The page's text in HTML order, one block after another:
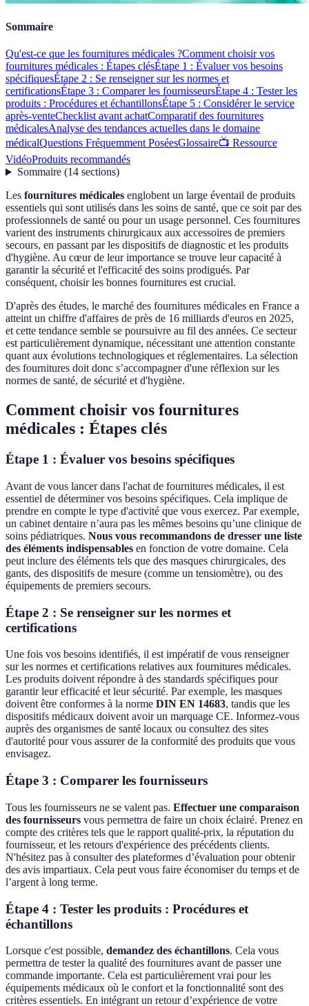
Sommaire
Qu'est-ce que les fournitures médicales ?Comment choisir vos
fournitures médicales : Étapes clésÉtape 1 : Évaluer vos besoins
spécifiquesÉtape 2 : Se renseigner sur les normes et
certificationsÉtape 3 : Comparer les fournisseursÉtape 4 : Tester les
produits : Procédures et échantillonsÉtape 5 : Considérer le service
après-venteChecklist avant achatComparatif des fournitures
médicalesAnalyse des tendances actuelles dans le domaine
médicalQuestions Fréquemment PoséesGlossaire📺 Ressource
VidéoProduits recommandés
Sommaire(14 sections)
Les fournitures médicales englobent un large éventail de produits
essentiels qui sont utilisés dans les soins de santé, que ce soit par des
professionnels de santé ou pour un usage personnel. Ces fournitures
varient des instruments chirurgicaux aux accessoires de premiers
secours, en passant par les dispositifs de diagnostic et les produits
d'hygiène. Au cœur de leur importance se trouve leur capacité à
garantir la sécurité et l'efficacité des soins prodigués. Par
conséquent, choisir les bonnes fournitures est crucial.
D'après des études, le marché des fournitures médicales en France a
atteint un chiffre d'affaires de près de 16 milliards d'euros en 2025,
et cette tendance semble se poursuivre au fil des années. Ce secteur
est particulièrement dynamique, nécessitant une attention constante
quant aux évolutions technologiques et réglementaires. La sélection
des fournitures doit donc s’accompagner d'une réflexion sur les
normes de santé, de sécurité et d'hygiène.
Comment choisir vos fournitures
médicales : Étapes clés
Étape 1 : Évaluer vos besoins spécifiques
Avant de vous lancer dans l'achat de fournitures médicales, il est
essentiel de déterminer vos besoins spécifiques. Cela implique de
prendre en compte le type d'activité que vous exercez. Par exemple,
un cabinet dentaire n’aura pas les mêmes besoins qu’une clinique de
soins pédiatriques. Nous vous recommandons de dresser une liste
des éléments indispensables en fonction de votre domaine. Cela
peut inclure des éléments tels que des masques chirurgicales, des
gants, des dispositifs de mesure (comme un tensiomètre), ou des
équipements de premiers secours.
Étape 2 : Se renseigner sur les normes et
certifications
Une fois vos besoins identifiés, il est impératif de vous renseigner
sur les normes et certifications relatives aux fournitures médicales.
Les produits doivent répondre à des standards spécifiques pour
garantir leur efficacité et leur sécurité. Par exemple, les masques
doivent être conformes à la norme DIN EN 14683, tandis que les
dispositifs médicaux doivent avoir un marquage CE. Informez-vous
auprès des organismes de santé locaux ou consultez des sites
d'autorité pour vous assurer de la conformité des produits que vous
envisagez.
Étape 3 : Comparer les fournisseurs
Tous les fournisseurs ne se valent pas. Effectuer une comparaison
des fournisseurs vous permettra de faire un choix éclairé. Prenez en
compte des critères tels que le rapport qualité-prix, la réputation du
fournisseur, et les retours d'expérience des précédents clients.
N'hésitez pas à consulter des plateformes d’évaluation pour obtenir
des avis impartiaux. Cela peut vous faire économiser du temps et de
l’argent à long terme.
Étape 4 : Tester les produits : Procédures et
échantillons
Lorsque c'est possible, demandez des échantillons. Cela vous
permettra de tester la qualité des fournitures avant de passer une
commande importante. Cela est particulièrement vrai pour les
équipements médicaux où le confort et la fonctionnalité sont des
critères essentiels. En intégrant un retour d’expérience de votre